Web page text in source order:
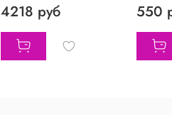
4218 руб 550